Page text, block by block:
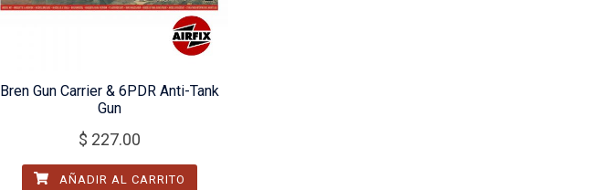
Bren Gun Carrier & 6PDR Anti-Tank
Gun
$ 227.00
AÑADIR AL CARRITO